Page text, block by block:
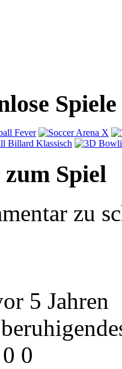
Spiel
zu
5 Jahren
0 0